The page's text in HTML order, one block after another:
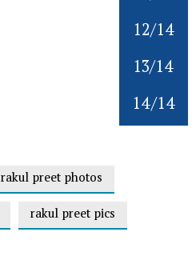
12/14
13/14
14/14
rakul preet photos
rakul preet pics